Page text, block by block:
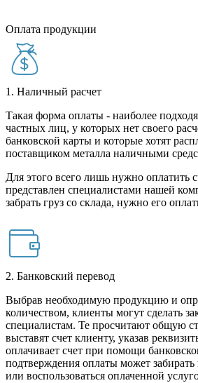
Оплата продукции
1. Наличный расчет
Такая форма оплаты - наиболее
частных лиц, у которых нет своего
банковской карты и которые хотят
поставщиком металла наличными
Для этого всего лишь нужно оплатить
представлен специалистами нашей
забрать груз со склада, нужно его
2. Банковский перевод
Выбрав необходимую продукцию и
количеством, клиенты могут сделать
специалистам. Те просчитают общую
выставят счет клиенту, указав
оплачивает счет при помощи
подтверждения оплаты может
или воспользоваться оплаченной